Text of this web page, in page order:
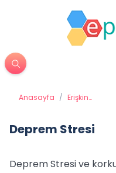
Anasayfa / Erişkin
Deprem Stresi
Deprem Stresi ve